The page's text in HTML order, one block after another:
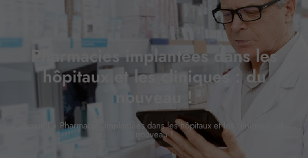
Pharmacies implantées dans les
hôpitaux et les cliniques : du
nouveau !
Accueil» Pharmacies implantées dans les hôpitaux et les cliniques : du
nouveau !